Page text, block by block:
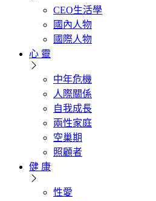
CEO生活學
國內人物
國際人物
心 靈
中年危機
人際關係
自我成長
兩性家庭
空巢期
照顧者
健 康
性愛